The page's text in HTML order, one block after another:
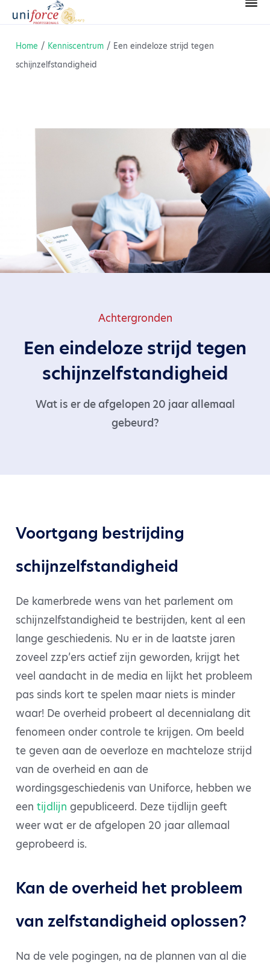
Home / Kenniscentrum / Een eindeloze strijd tegen
schijnzelfstandigheid
Achtergronden
Een eindeloze strijd tegen
schijnzelfstandigheid
Wat is er de afgelopen 20 jaar allemaal
gebeurd?
Voortgang bestrijding
schijnzelfstandigheid
De kamerbrede wens van het parlement om
schijnzelfstandigheid te bestrijden, kent al een
lange geschiedenis. Nu er in de laatste jaren
zoveel zzp’ers actief zijn geworden, krijgt het
veel aandacht in de media en lijkt het probleem
pas sinds kort te spelen maar niets is minder
waar! De overheid probeert al decennialang dit
fenomeen onder controle te krijgen. Om beeld
te geven aan de oeverloze en machteloze strijd
van de overheid en aan de
wordingsgeschiedenis van Uniforce, hebben we
een tijdlijn gepubliceerd. Deze tijdlijn geeft
weer wat er de afgelopen 20 jaar allemaal
geprobeerd is.
Kan de overheid het probleem
van zelfstandigheid oplossen?
Na de vele pogingen, na de plannen van al die